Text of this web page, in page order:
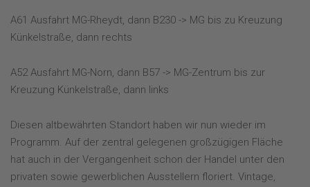
A61 Ausfahrt MG-Rheydt, dann B230 -> MG bis zu Kreuzung
Künkelstraße, dann rechts
A52 Ausfahrt MG-Norn, dann B57 -> MG-Zentrum bis zur
Kreuzung Künkelstraße, dann links
Diesen altbewährten Standort haben wir nun wieder im
Programm. Auf der zentral gelegenen großzügigen Fläche
hat auch in der Vergangenheit schon der Handel unter den
privaten sowie gewerblichen Ausstellern floriert. Vintage,